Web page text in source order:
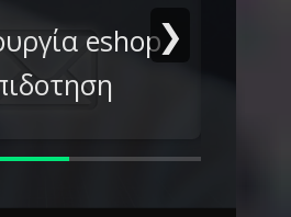
Δημιουργια eshop
τι χρειαζεται
❯